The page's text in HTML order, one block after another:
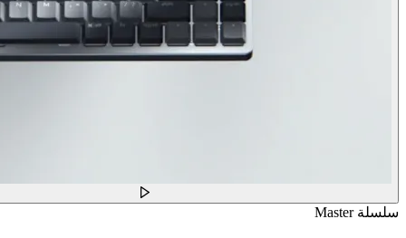
سلسلة Master